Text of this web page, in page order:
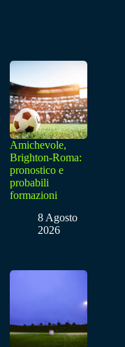
Amichevole,
Brighton-Roma:
pronostico e
probabili
formazioni
8 Agosto
2026